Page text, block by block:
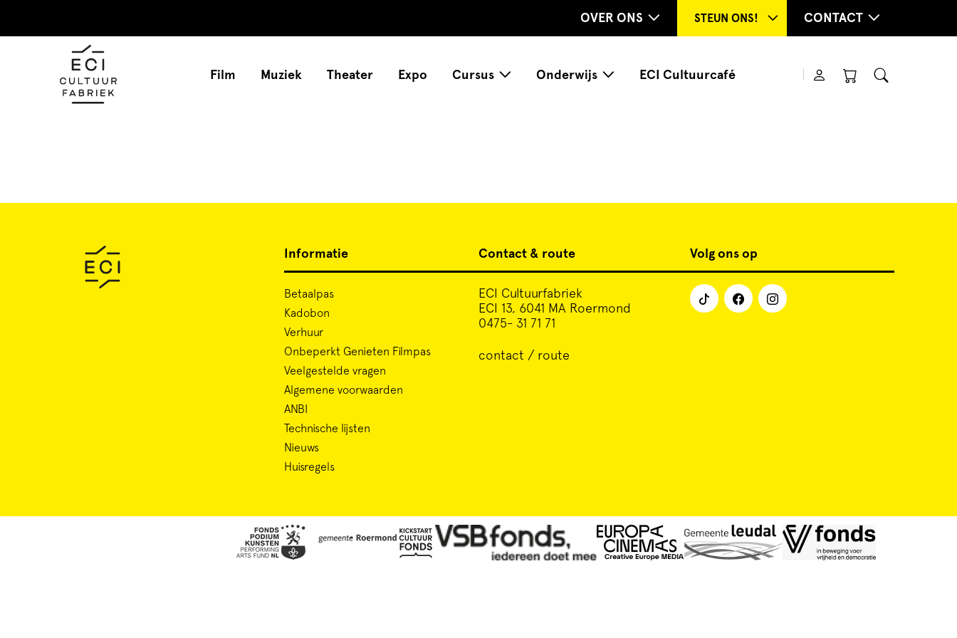
OVER ONS STEUN ONS! CONTACT
Film Muziek Theater Expo Cursus Onderwijs ECI Cultuurcafé
Informatie
Betaalpas
Kadobon
Verhuur
Onbeperkt Genieten Filmpas
Veelgestelde vragen
Algemene voorwaarden
ANBI
Technische lijsten
Nieuws
Huisregels
Contact & route
ECI Cultuurfabriek
ECI 13, 6041 MA Roermond
0475- 31 71 71
contact / route
Volg ons op